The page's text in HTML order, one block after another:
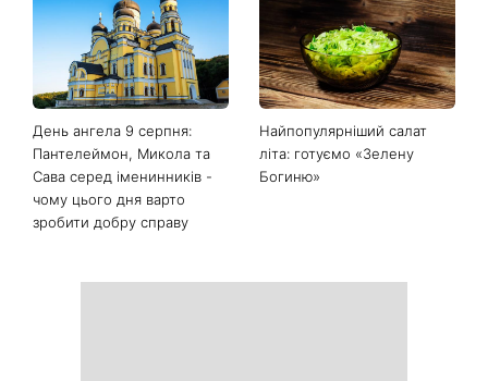
День ангела 9 серпня:
Пантелеймон, Микола та
Сава серед іменинників -
чому цього дня варто
зробити добру справу
Найпопулярніший салат
літа: готуємо «Зелену
Богиню»